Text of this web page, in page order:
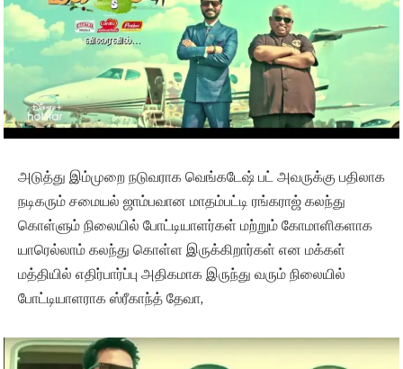
அடுத்து இம்முறை நடுவராக வெங்கடேஷ் பட் அவருக்கு பதிலாக
நடிகரும் சமையல் ஜாம்பவான மாதம்பட்டி ரங்கராஜ் கலந்து
கொள்ளும் நிலையில் போட்டியாளர்கள் மற்றும் கோமாளிகளாக
யாரெல்லாம் கலந்து கொள்ள இருக்கிறார்கள் என மக்கள்
மத்தியில் எதிர்பார்ப்பு அதிகமாக இருந்து வரும் நிலையில்
போட்டியாளராக ஸ்ரீகாந்த் தேவா,